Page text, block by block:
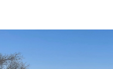
30 Jahren für den